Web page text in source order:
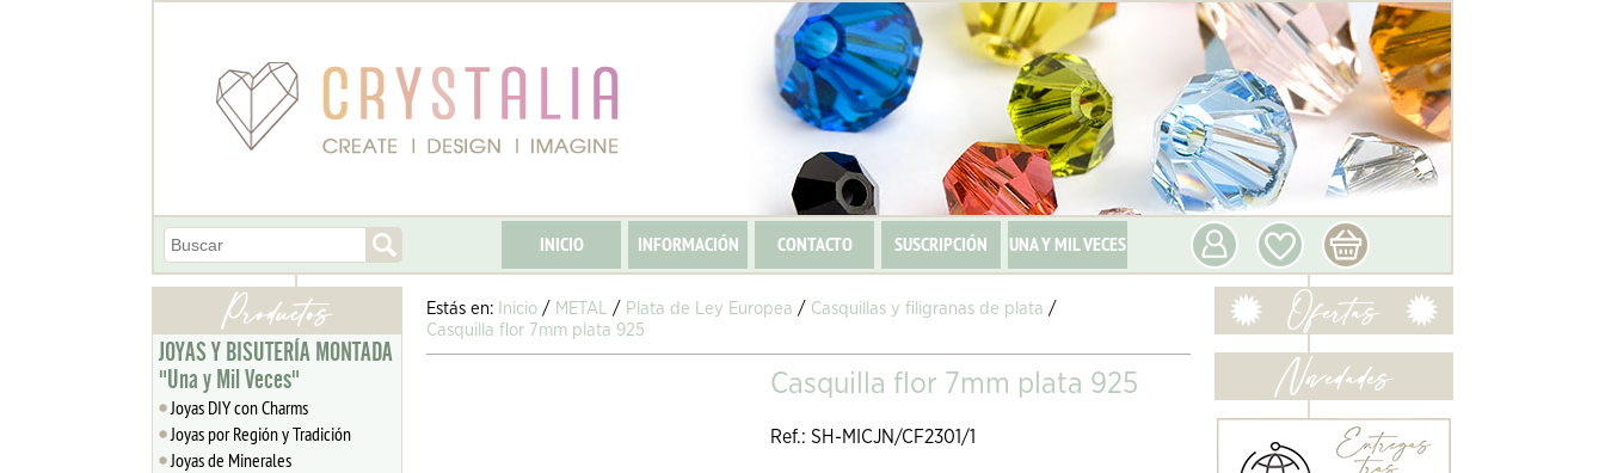
INICIO INFORMACIÓN CONTACTO SUSCRIPCIÓN UNA Y MIL VECES
JOYAS Y BISUTERÍA MONTADA
"Una y Mil Veces"
Joyas DIY con Charms
Joyas por Región y Tradición
Joyas de Minerales
Estás en: Inicio / METAL / Plata de Ley Europea / Casquillas y filigranas de plata /
Casquilla flor 7mm plata 925
Casquilla flor 7mm plata 925
Ref.: SH-MICJN/CF2301/1